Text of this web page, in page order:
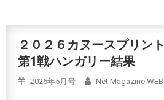
２０２６カヌースプリン
第1戦ハンガリー結果
2026年5月号 Net Magazine WEB